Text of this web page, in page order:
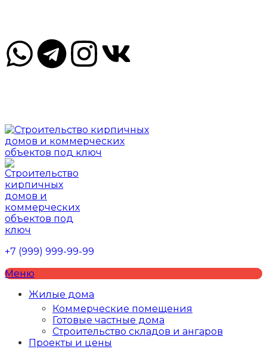
+7 (999) 999-99-99
Меню
Жилые дома
Коммерческие помещения
Готовые частные дома
Строительство складов и ангаров
Проекты и цены